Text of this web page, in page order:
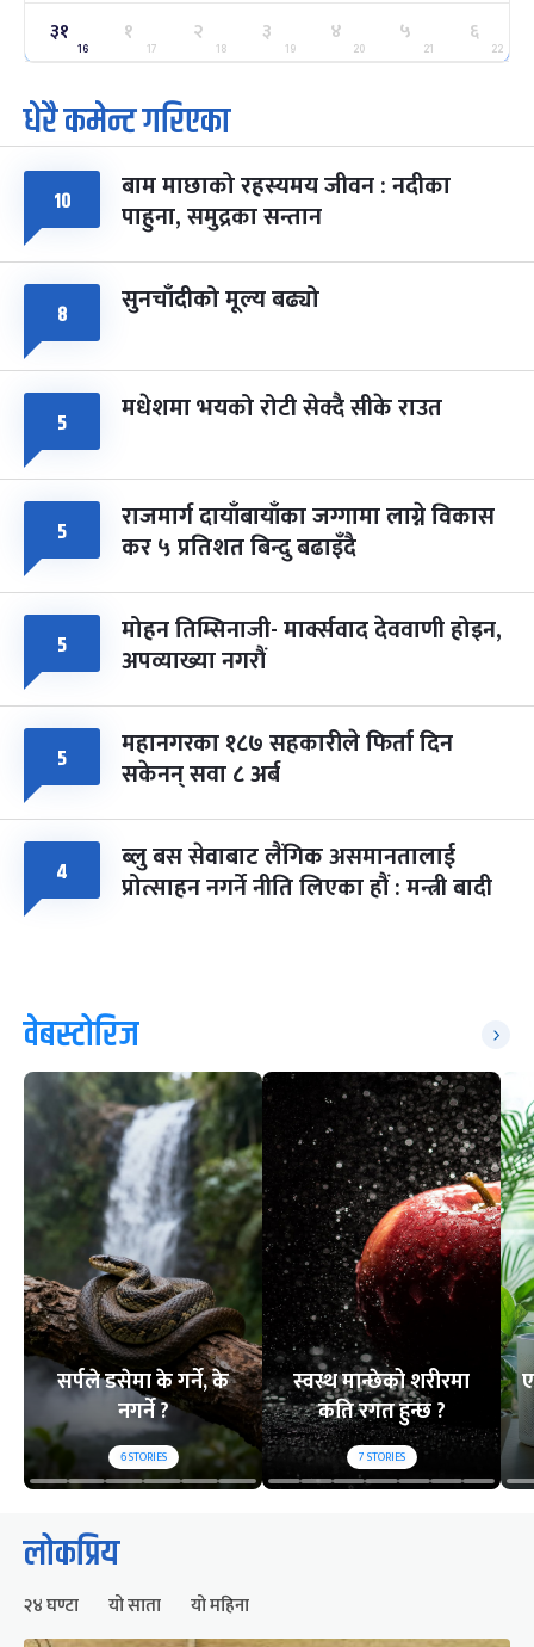
२५
मंगल
ग्याल्पो ल्होसार
फाल्गुन २५, २०८३ Mar 9, 2027
७ महिना बाँकी
७
आइत
पूर्णिमा व्रत
चैत्र ७, २०८३-Mar 21, 2027
८ फागुपूर्णिमा
चैत्र ८, २०८३-Mar 22, 2027
७ महिना बाँकी
३१
16
१
17
२
18
३
19
४
20
५
21
६
22
धेरै कमेन्ट गरिएका
१० बाम माछाको रहस्यमय जीवन : नदीका
पाहुना, समुद्रका सन्तान
८ सुनचाँदीको मूल्य बढ्यो
५ मधेशमा भयको रोटी सेक्दै सीके राउत
५ राजमार्ग दायाँबायाँका जग्गामा लाग्ने विकास
कर ५ प्रतिशत बिन्दु बढाइँदै
५ मोहन तिम्सिनाजी- मार्क्सवाद देववाणी होइन,
अपव्याख्या नगरौं
५ महानगरका १८७ सहकारीले फिर्ता दिन
सकेनन् सवा ८ अर्ब
४ ब्लु बस सेवाबाट लैंगिक असमानतालाई
प्रोत्साहन नगर्ने नीति लिएका हौं : मन्त्री बादी
वेबस्टोरिज
सर्पले डसेमा के गर्ने, के
नगर्ने ?
6STORIES
स्वस्थ मान्छेको शरीरमा
कति रगत हुन्छ ?
7STORIES
लोकप्रिय
२४ घण्टा यो साता यो महिना